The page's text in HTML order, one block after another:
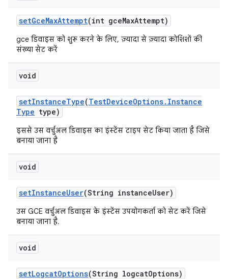
setGceMaxAttempt(int gceMaxAttempt)
gce डिवाइस को शुरू करने के लिए, ज़्यादा से ज़्यादा कोशिशों की
संख्या सेट करें
void
setInstanceType(TestDeviceOptions. Instance
Type type)
इससे उस वर्चुअल डिवाइस का इंस्टेंस टाइप सेट किया जाता है जिसे
बनाया जाना है
void
setInstanceUser(String instanceUser)
उस GCE वर्चुअल डिवाइस के इंस्टेंस उपयोगकर्ता को सेट करें जिसे
बनाया जाना है.
void
setLogcatOptions(String logcatOptions)